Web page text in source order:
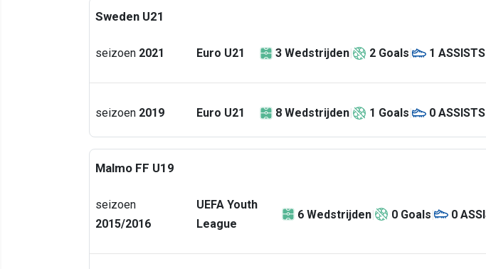
Sweden U21
seizoen 2021 Euro U21 3 Wedstrijden 2 Goals 1 ASSISTS
seizoen 2019 Euro U21 8 Wedstrijden 1 Goals 0 ASSISTS
Malmo FF U19
seizoen
2015/2016
UEFA Youth
League
6 Wedstrijden 0 Goals 0